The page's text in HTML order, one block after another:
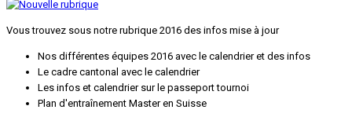
Vous trouvez sous notre rubrique 2016 des infos mise à jour
Nos différentes équipes 2016 avec le calendrier et des infos
Le cadre cantonal avec le calendrier
Les infos et calendrier sur le passeport tournoi
Plan d'entraînement Master en Suisse